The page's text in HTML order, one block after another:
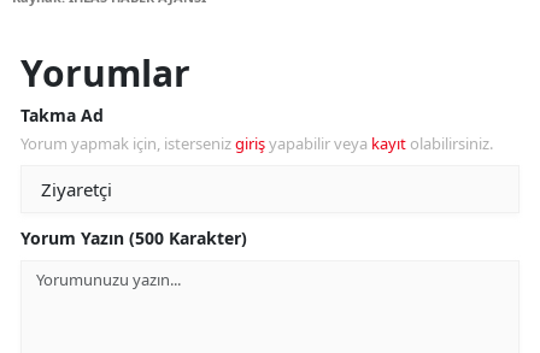
Yorumlar
Takma Ad
Yorum yapmak için, istersenizgirişyapabilir veya kayıt olabilirsiniz.
Yorum Yazın (500 Karakter)